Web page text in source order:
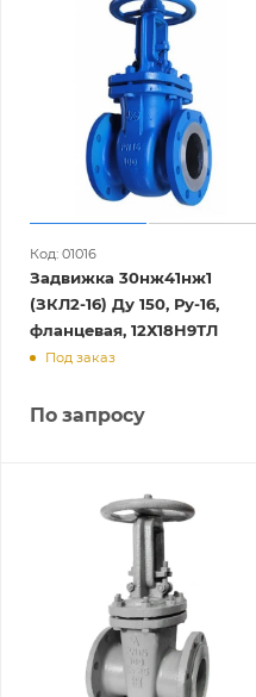
Код: 01016
Задвижка 30нж41нж1
(ЗКЛ2-16) Ду 150, Ру-16,
фланцевая, 12Х18Н9ТЛ
Под заказ
По запросу